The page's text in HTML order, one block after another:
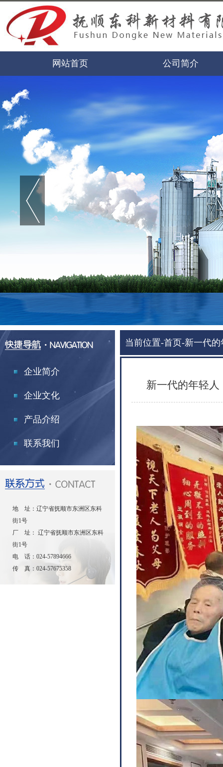
网站首页 公司简介
企业简介
企业文化
产品介绍
联系我们
地 址：辽宁省抚顺市东洲区东科
街1号
厂 址： 辽宁省抚顺市东洲区东科
街1号
电 话：024-57894666
传 真：024-57675358
当前位置-首页-新一代
新一代的年轻